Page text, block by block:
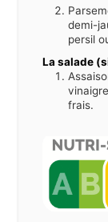
demi-
persil
La salade
frais.